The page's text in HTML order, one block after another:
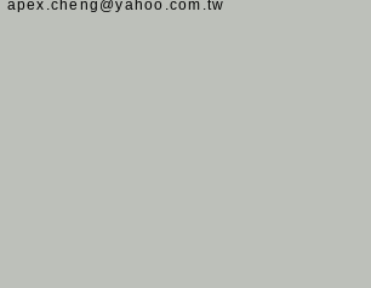
apex.cheng@yahoo.com.tw